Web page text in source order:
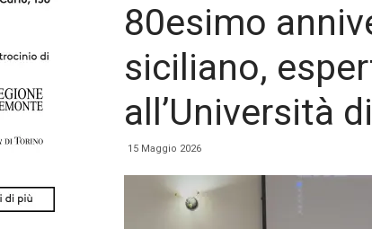
80esimo
siciliano,
all’Università
15 Maggio 2026